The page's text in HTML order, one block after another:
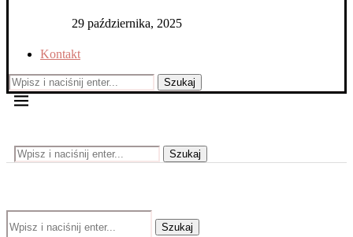
29 października, 2025
Kontakt
Szukaj
Szukaj
Szukaj